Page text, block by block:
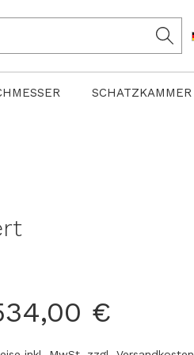
SCHATZKAMMER
€